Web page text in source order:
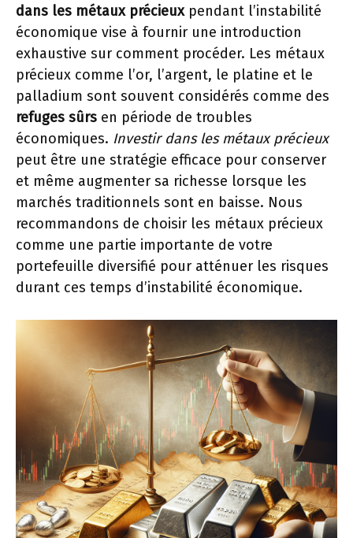
dans les métaux précieuxpendant l’instabilité
économique vise à fournir une introduction
exhaustive sur comment procéder. Les métaux
précieux comme l’or, l’argent, le platine et le
palladium sont souvent considérés comme des
refuges sûrs en période de troubles
économiques. Investir dans les métaux précieux
peut être une stratégie efficace pour conserver
et même augmenter sa richesse lorsque les
marchés traditionnels sont en baisse. Nous
recommandons de choisir les métaux précieux
comme une partie importante de votre
portefeuille diversifié pour atténuer les risques
durant ces temps d’instabilité économique.